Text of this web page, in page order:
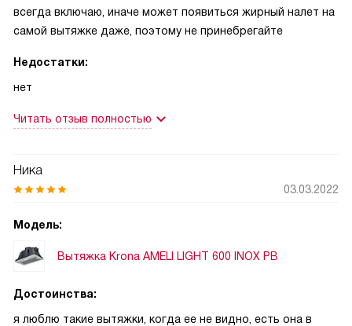
всегда включаю, иначе может появиться жирный налет на
самой вытяжке даже, поэтому не принебрегайте
Недостатки:
нет
Читать отзыв полностью
Ника
03.03.2022
Модель:
Вытяжка Krona AMELI LIGHT 600 INOX PB
Достоинства:
я люблю такие вытяжки, когда ее не видно, есть она в